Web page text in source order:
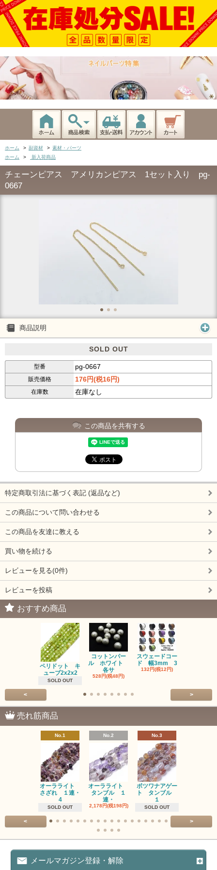
ホーム > 副資材 > 素材・パーツ
ホーム
> 新入荷商品
チェーンピアス アメリカンピアス 1セット入り pg-
0667
商品説明
SOLD OUT
型番 pg-0667
販売価格 176円(税16円)
在庫数 在庫なし
この商品を共有する
特定商取引法に基づく表記 (返品など)
この商品について問い合わせる
この商品を友達に教える
買い物を続ける
レビューを見る(0件)
レビューを投稿
おすすめ商品
ペリドット キ
ューブ2x2x2
SOLD OUT
コットンパー
ル ホワイト
各サ
528円(税48円)
スウェードコー
ド 幅3mm 3
132円(税12円)
< >
売れ筋商品
No.1
オーラライト
さざれ １連・
4
SOLD OUT
No.2
オーラライト
タンブル １
連・
2,178円(税198円)
No.3
ボツワナアゲー
ト タンブル
１
SOLD OUT
< >
メールマガジン登録・解除